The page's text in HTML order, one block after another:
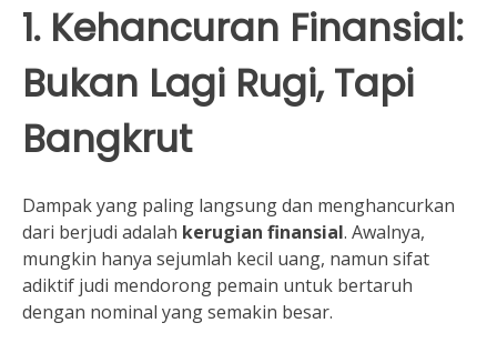
1. Kehancuran Finansial:
Bukan Lagi Rugi, Tapi
Bangkrut
Dampak yang paling langsung dan menghancurkan
dari berjudi adalah kerugian finansial. Awalnya,
mungkin hanya sejumlah kecil uang, namun sifat
adiktif judi mendorong pemain untuk bertaruh
dengan nominal yang semakin besar.